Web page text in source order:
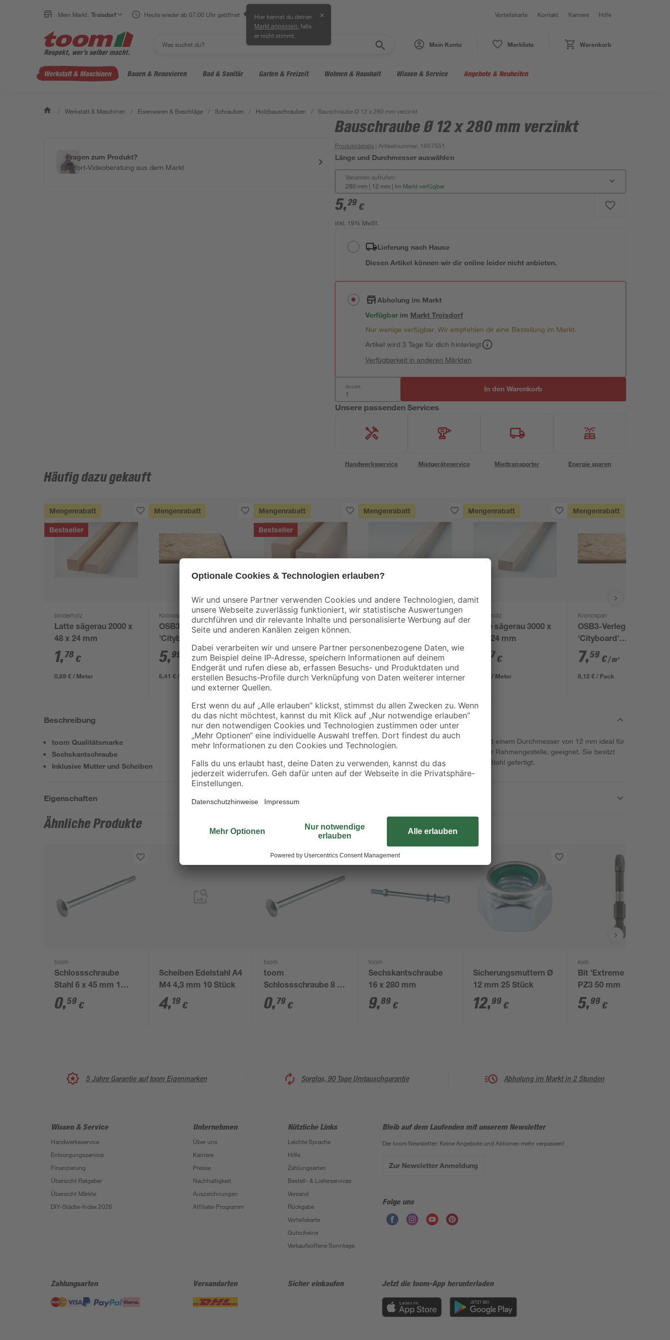
Mein Markt: Troisdorf Heute wieder ab 07:00 Uhr geöffnet Hier kannst du deinen
Markt anpassen , falls
er nicht stimmt.
✕ Vorteilskarte Kontakt Karriere Hilfe
Mein Konto Merkliste Warenkorb
Werkstatt & Maschinen Bauen & Renovieren Bad & Sanitär Garten & Freizeit Wohnen & Haushalt Wissen & Service Angebote & Neuheiten
/ Werkstatt & Maschinen / Eisenwaren & Beschläge / Schrauben / Holzbauschrauben / Bauschraube Ø 12 x 280 mm verzinkt
Fragen zum Produkt?
Sofort-Videoberatung aus dem Markt
Bauschraube Ø 12 x 280 mm verzinkt
Produktdetails | Artikelnummer: 1607551
Länge und Durchmesser auswählen
Varianten aufrufen:
280 mm | 12 mm | Im Markt verfügbar
5,29 €
inkl. 19% MwSt.
Lieferung nach Hause
Diesen Artikel können wir dir online leider nicht anbieten.
Abholung im Markt
Verfügbar im MarktTroisdorf
Nur wenige verfügbar. Wir empfehlen dir eine Bestellung im Markt.
Artikel wird 3 Tage für dich hinterlegt
Verfügbarkeit in anderen Märkten
Anzahl: In den Warenkorb
Unsere passenden Services
Handwerksservice Mietgeräteservice Miettransporter Energie sparen
Häufig dazu gekauft
Mengenrabatt
Bestseller
binderholz
Latte sägerau 2000 x
48 x 24 mm
1,78 €
0,89 € / Meter
Mengenrabatt
Kronospan
OSB3-Verlegeplatte
'Cityboard'
ungeschliffen 1690 x
634 x 12 mm
5,99
/ m²
6,41 € / Pack
Mengenrabatt
Bestseller
binderholz
Rahmen sägerau
3,98€
1,99 € / Meter
Mengenrabatt
binderholz
2,23€
0,89 € / Meter
Mengenrabatt
binderholz
Latte sägerau 3000 x
48 x 24 mm
67€
0,89 € / Meter
Mengenrabatt
Kronospan
OSB3-Verlegeplatte
'Cityboard'
ungeschliffen 1690 x
634 x 15 mm
7,59 €/ m²
8,12 € / Pack
Beschreibung
toom Qualitätsmarke
Sechskantschraube
Inklusive Mutter und Scheiben
Die Bauschraube der toom Qualitätsmarke ist mit einem Durchmesser von 12 mm ideal für
schwere Konstruktionen, wie z.B. Fahrräder oder Rahmengestelle, geeignet. Sie besitzt
ein metrisches Gewinde und ist aus verzinktem Stahl gefertigt.
Eigenschaften
Ähnliche Produkte
toom
Schlossschraube
Stahl 6 x 45 mm 1
Stück
0,59 €
Scheiben Edelstahl A4
M4 4,3 mm 10 Stück
4,19 €
toom
toom
Schlossschraube 8 x
70 mm
0,79 €
toom
Sechskantschraube
16 x 280 mm
9,89 €
Sicherungsmuttern Ø
12 mm 25 Stück
12,99 €
kwb
Bit 'Extreme Force'
PZ3 50 mm
5,99 €
5 Jahre Garantie auf toom Eigenmarken Sorglos, 90 Tage Umtauschgarantie Abholung im Markt in 2 Stunden
Wissen & Service
Handwerksservice
Entsorgungsservice
Finanzierung
Übersicht Ratgeber
Übersicht Märkte
DIY-Städte-Index 2026
Unternehmen
Über uns
Karriere
Presse
Nachhaltigkeit
Auszeichnungen
Affiliate-Programm
Nützliche Links
Leichte Sprache
Hilfe
Zahlungsarten
Bestell- & Lieferservices
Versand
Rückgabe
Vorteilskarte
Gutscheine
Verkaufsoffene Sonntage
Bleib auf dem Laufenden mit unserem Newsletter
Der toom Newsletter: Keine Angebote und Aktionen mehr verpassen!
Zur Newsletter Anmeldung
Folge uns
Zahlungsarten Versandarten Sicher einkaufen Jetzt die toom-App herunterladen